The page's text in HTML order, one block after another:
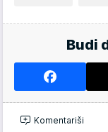
Budi
Komentariši